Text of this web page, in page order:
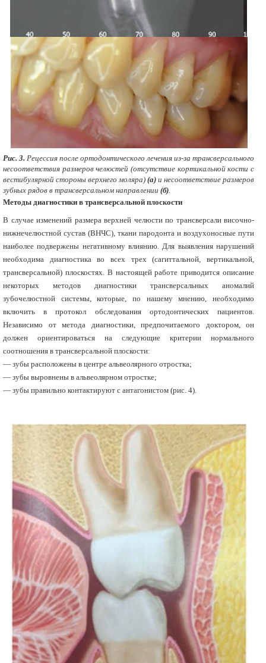
Рис. 3. Рецессия после ортодонтического лечения из-за трансверсального
несоответствия размеров челюстей (отсутствие кортикальной кости с
вестибулярной стороны верхнего моляра) (а) и несоответствие размеров
зубных рядов в трансверсальном направлении (б).
Методы диагностики в трансверсальной плоскости
В случае изменений размера верхней челюсти по трансверсали височно-
нижнечелюстной сустав (ВНЧС), ткани пародонта и воздухоносные пути
наиболее подвержены негативному влиянию. Для выявления нарушений
необходима диагностика во всех трех (сагиттальной, вертикальной,
трансверсальной) плоскостях. В настоящей работе приводится описание
некоторых методов диагностики трансверсальных аномалий
зубочелюстной системы, которые, по нашему мнению, необходимо
включить в протокол обследования ортодонтических пациентов.
Независимо от метода диагностики, предпочитаемого доктором, он
должен ориентироваться на следующие критерии нормального
соотношения в трансверсальной плоскости:
— зубы расположены в центре альвеолярного отростка;
— зубы выровнены в альвеолярном отростке;
— зубы правильно контактируют с антагонистом (рис. 4).